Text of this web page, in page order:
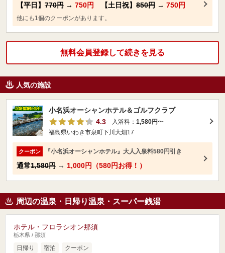
【平日】 770円 → 750円 【土日祝】 850円 → 750円
他にも1個のクーポンがあります。
無料会員登録して続きを見る
人気の施設
小名浜オーシャンホテル＆ゴルフクラブ
4.3
入浴料： 1,580円〜
福島県いわき市泉町下川大畑17
クーポン 『小名浜オーシャンホテル』大人入泉料580円引き
通常1,580円 → 1,000円（580円お得！）
周辺の温泉・日帰り温泉・スーパー銭湯
ホテル・フロラシオン那須
栃木県 / 那須
日帰り 宿泊 クーポン